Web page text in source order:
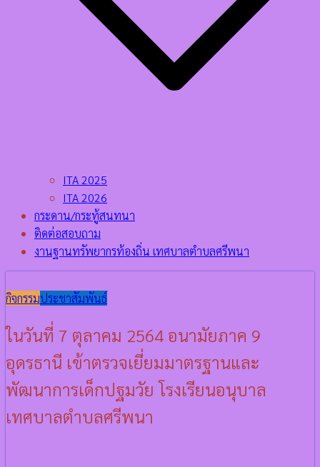
ITA 2025
ITA 2026
กระดาน/กระทู้สนทนา
ติดต่อสอบถาม
งานฐานทรัพยากรท้องถิ่น เทศบาลตำบลศรีพนา
กิจกรรมประชาสัมพันธ์
ในวันที่ 7 ตุลาคม 2564 อนามัยภาค 9
อุดรธานี เข้าตรวจเยี่ยมมาตรฐานและ
พัฒนาการเด็กปฐมวัย โรงเรียนอนุบาล
เทศบาลตำบลศรีพนา